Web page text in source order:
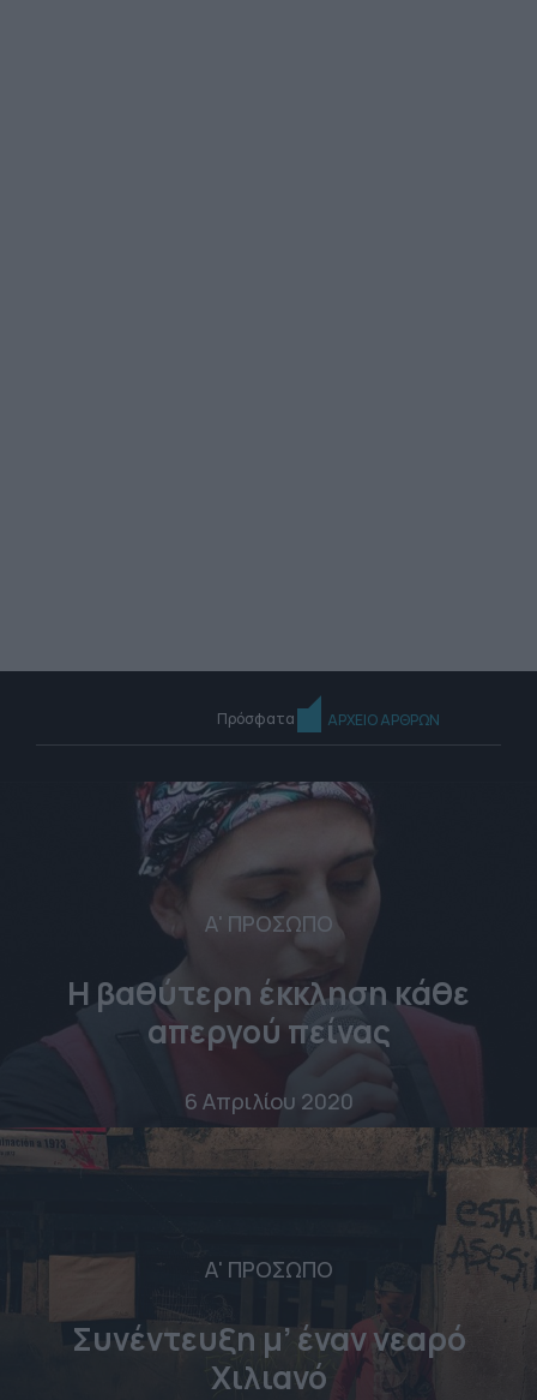
Πρόσφατα ΑΡΧΕΙΟ ΑΡΘΡΩΝ
Α' ΠΡΟΣΩΠΟ
Η βαθύτερη έκκληση κάθε
απεργού πείνας
6 Απριλίου 2020
Α' ΠΡΟΣΩΠΟ
Συνέντευξη μ’ έναν νεαρό
Χιλιανό